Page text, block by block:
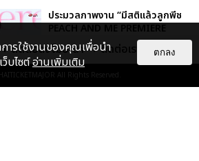
ประมวลภาพงาน “มีสติแล้วลูกพีช
PEACH AND ME PREMIERE
NIGHT” ปอนด์-ภูวินทร์ คลั่งรัก
หวา...
EXCLUSIVE
ติดต่อลงโฆษณา ติดต่อเรา
All Rights Reserved.
ารใช้งานของคุณเพื่อนำ
ว็บไซต์อ่านเพิ่มเติม
ตกลง